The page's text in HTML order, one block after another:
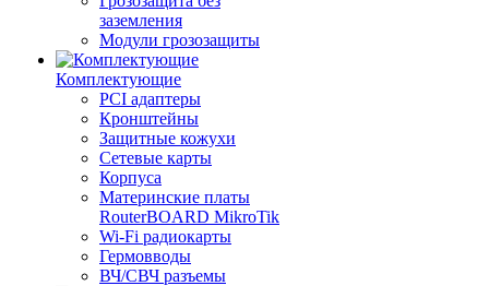
заземления
Модули грозозащиты
Комплектующие
PCI адаптеры
Кронштейны
Защитные кожухи
Сетевые карты
Корпуса
Материнские платы
RouterBOARD MikroTik
Wi-Fi радиокарты
Гермовводы
ВЧ/СВЧ разъемы